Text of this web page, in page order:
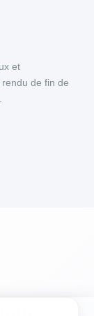
et
de fin de